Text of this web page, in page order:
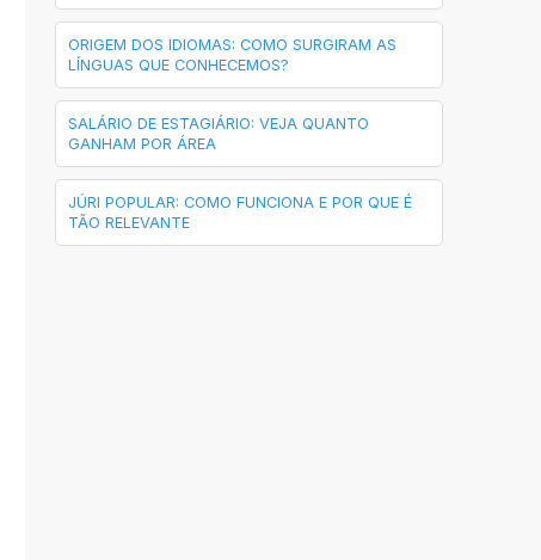
ORIGEM DOS IDIOMAS: COMO SURGIRAM AS
LÍNGUAS QUE CONHECEMOS?
SALÁRIO DE ESTAGIÁRIO: VEJA QUANTO
GANHAM POR ÁREA
JÚRI POPULAR: COMO FUNCIONA E POR QUE É
TÃO RELEVANTE